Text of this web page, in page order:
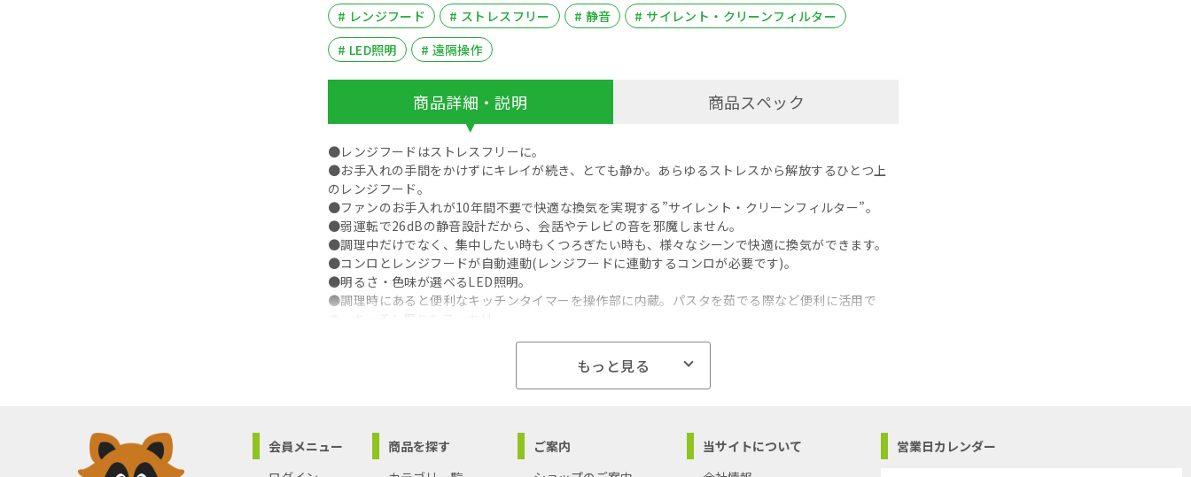
# レンジフード # ストレスフリー # 静音
# サイレント・クリーンフィルター
# LED照明
# 遠隔操作
商品詳細・説明
●レンジフードはストレスフリーに。
●お手入れの手間をかけずにキレイが続き、とても静か。あらゆるストレスから解放するひとつ上
のレンジフード。
●ファンのお手入れが10年間不要で快適な換気を実現する”サイレント・クリーンフィルター”。
●弱運転で26dBの静音設計だから、会話やテレビの音を邪魔しません。
●調理中だけでなく、集中したい時もくつろぎたい時も、様々なシーンで快適に換気ができます。
●コンロとレンジフードが自動連動(レンジフードに連動するコンロが必要です)。
●明るさ・色味が選べるLED照明。
●調理時にあると便利なキッチンタイマーを操作部に内蔵。パスタを茹でる際など便利に活用で
き、キッチン周りもスッキリ。
●運転ON・OFFや風量設定などの遠隔操作、使用状況確認などがアプリでできます。
●沖縄・離島への配送料金は別途見積もり（配送不可の場合も有）となりますのでご了承くださ
もっと見る
商品スペック
会員メニュー
商品を探す
ご案内
当サイトについて
営業日カレンダー